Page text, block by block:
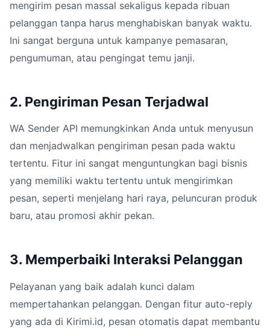
mengirim pesan massal sekaligus kepada ribuan
pelanggan tanpa harus menghabiskan banyak waktu.
Ini sangat berguna untuk kampanye pemasaran,
pengumuman, atau pengingat temu janji.
2. Pengiriman Pesan Terjadwal
WA Sender API memungkinkan Anda untuk menyusun
dan menjadwalkan pengiriman pesan pada waktu
tertentu. Fitur ini sangat menguntungkan bagi bisnis
yang memiliki waktu tertentu untuk mengirimkan
pesan, seperti menjelang hari raya, peluncuran produk
baru, atau promosi akhir pekan.
3. Memperbaiki Interaksi Pelanggan
Pelayanan yang baik adalah kunci dalam
mempertahankan pelanggan. Dengan fitur auto-reply
yang ada di Kirimi.id, pesan otomatis dapat membantu